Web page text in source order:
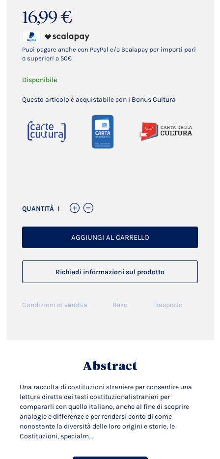
16,99 €
Puoi pagare anche con PayPal e/o Scalapay per importi pari
o superiori a 50€
Disponibile
Questo articolo è acquistabile con i Bonus Cultura
QUANTITÀ
AGGIUNGI AL CARRELLO
Richiedi informazioni sul prodotto
Condizioni di vendita Reso Trasporto
Abstract
Una raccolta di costituzioni straniere per consentire una
lettura diretta dei testi costituzionalistranieri per
compararli con quello italiano, anche al fine di scoprire
analogie e differenze e per rendersi conto di come
nonostante la diversità delle loro origini e storie, le
Costituzioni, specialm...